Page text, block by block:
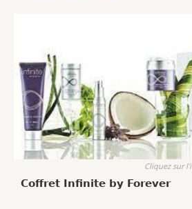
Cliquez sur
Coffret Infinite by Forever